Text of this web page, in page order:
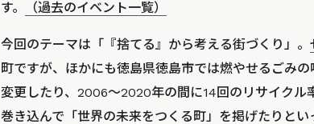
す。
（過去のイベント一覧）
今回のテーマは「『捨てる』から考える街づくり」。
町ですが、ほかにも徳島県徳島市では燃やせるごみの
変更したり、2006〜2020年の間に14回のリサイク
巻き込んで「世界の未来をつくる町」を掲げたりと